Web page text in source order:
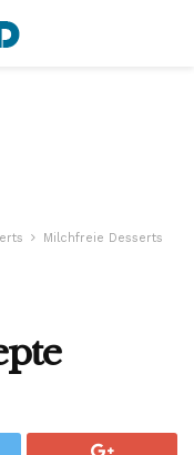
Milchfreie Desserts